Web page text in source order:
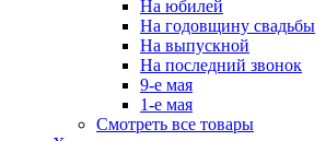
На юбилей
На годовщину свадьбы
На выпускной
На последний звонок
9-е мая
1-е мая
Смотреть все товары